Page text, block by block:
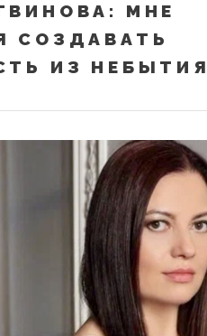
МНЕ
СОЗДАВАТЬ
ИЗ НЕБЫТИЯ